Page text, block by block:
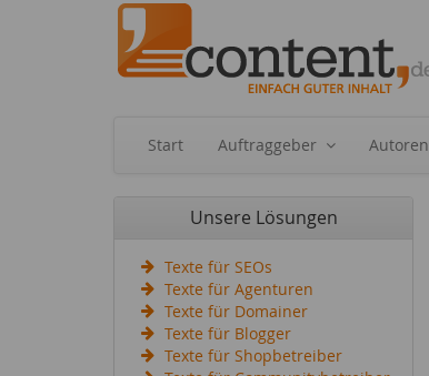
Start Auftraggeber Autoren
Unsere Lösungen
Texte für SEOs
Texte für Agenturen
Texte für Domainer
Texte für Blogger
Texte für Shopbetreiber